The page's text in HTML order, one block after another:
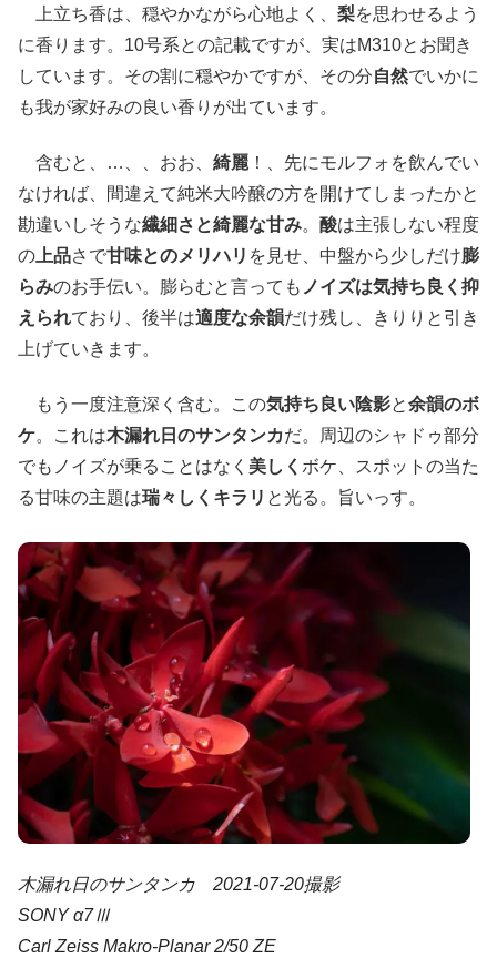
上立ち香は、穏やかながら心地よく、 梨を思わせるよう
に香ります。10号系との記載ですが、実はM310とお聞き
しています。その割に穏やかですが、その分自然でいかに
も我が家好みの良い香りが出ています。
含むと、…、、おお、 綺麗 ！、先にモルフォを飲んでい
なければ、間違えて純米大吟醸の方を開けてしまったかと
勘違いしそうな繊細さと綺麗な甘み。 酸は主張しない程度
の 上品さで甘味とのメリハリ を見せ、中盤から少しだけ膨
らみのお手伝い。膨らむと言っても ノイズは気持ち良く抑
えられており、後半は適度な余韻だけ残し、きりりと引き
上げていきます。
もう一度注意深く含む。この気持ち良い陰影と余韻のボ
ケ。これは木漏れ日のサンタンカだ。周辺のシャドゥ部分
でもノイズが乗ることはなく 美しく ボケ、スポットの当た
る甘味の主題は瑞々しくキラリ と光る。旨いっす。
木漏れ日のサンタンカ 2021-07-20撮影
SONY α7Ⅲ
Carl Zeiss Makro-Planar 2/50 ZE